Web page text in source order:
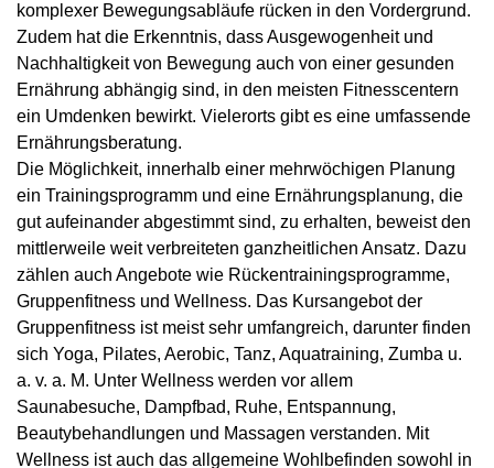
komplexer Bewegungsabläufe rücken in den Vordergrund.
Zudem hat die Erkenntnis, dass Ausgewogenheit und
Nachhaltigkeit von Bewegung auch von einer gesunden
Ernährung abhängig sind, in den meisten Fitnesscentern
ein Umdenken bewirkt. Vielerorts gibt es eine umfassende
Ernährungsberatung.
Die Möglichkeit, innerhalb einer mehrwöchigen Planung
ein Trainingsprogramm und eine Ernährungsplanung, die
gut aufeinander abgestimmt sind, zu erhalten, beweist den
mittlerweile weit verbreiteten ganzheitlichen Ansatz. Dazu
zählen auch Angebote wie Rückentrainingsprogramme,
Gruppenfitness und Wellness. Das Kursangebot der
Gruppenfitness ist meist sehr umfangreich, darunter finden
sich Yoga, Pilates, Aerobic, Tanz, Aquatraining, Zumba u.
a. v. a. M. Unter Wellness werden vor allem
Saunabesuche, Dampfbad, Ruhe, Entspannung,
Beautybehandlungen und Massagen verstanden. Mit
Wellness ist auch das allgemeine Wohlbefinden sowohl in